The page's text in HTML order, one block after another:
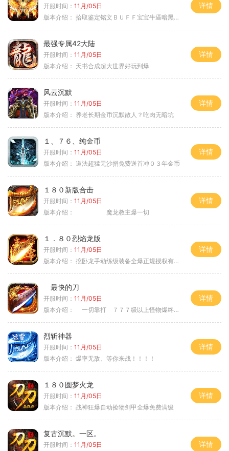
开服时间： 11月/05日
版本介绍： 拾取鉴定铭文ＢＵＦＦ宝宝牛逼暗黑属性
详情
最强专属42大陆
开服时间： 11月/05日
版本介绍： 天书合成超大世界好玩到爆
详情
风云沉默
开服时间： 11月/05日
版本介绍： 养老长期金币沉默散人？吃肉无暗坑
详情
１、７６、纯金币
开服时间： 11月/05日
版本介绍： 道法超猛无沙捐免费送首冲０３年金币
详情
１８０新版合击
开服时间： 11月/05日
版本介绍：
魔龙教主爆一切
详情
１．８０烈焰龙版
开服时间： 11月/05日
版本介绍： 挖卧龙手动练级装备全爆正规授权有保障
详情
最快的刀
开服时间： 11月/05日
版本介绍：
一切靠打 ７７７级以上怪物爆终极
详情
烈斩神器
开服时间： 11月/05日
版本介绍： 爆率无敌、等你来战！！！！
详情
１８０圆梦火龙
开服时间： 11月/05日
版本介绍： 战神狂爆自动捡物剑甲全爆免费满级
详情
复古沉默。一区。
开服时间： 11月/05日
详情